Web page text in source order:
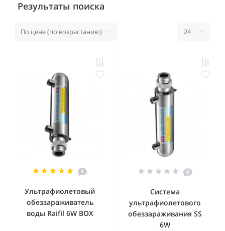
Результаты поиска
1
Ультрафиолетовый
обеззараживатель
воды Raifil 6W BOX
0
Система
ультрафиолетового
обеззараживания SS
6W